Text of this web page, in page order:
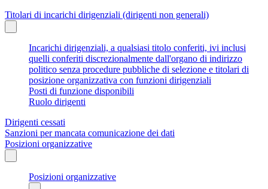
Titolari di incarichi dirigenziali (dirigenti non generali)
Incarichi dirigenziali, a qualsiasi titolo conferiti, ivi inclusi
quelli conferiti discrezionalmente dall'organo di indirizzo
politico senza procedure pubbliche di selezione e titolari di
posizione organizzativa con funzioni dirigenziali
Posti di funzione disponibili
Ruolo dirigenti
Dirigenti cessati
Sanzioni per mancata comunicazione dei dati
Posizioni organizzative
Posizioni organizzative